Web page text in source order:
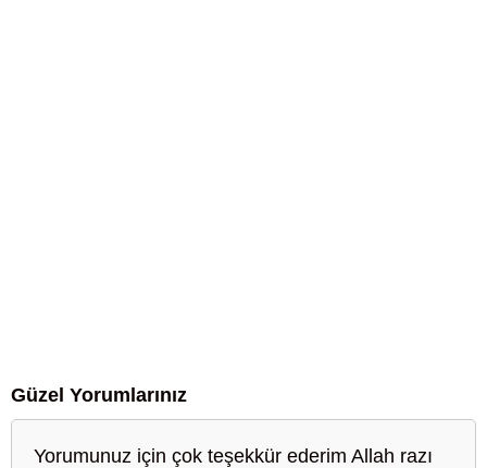
Güzel Yorumlarınız
Yorumunuz için çok teşekkür ederim Allah razı